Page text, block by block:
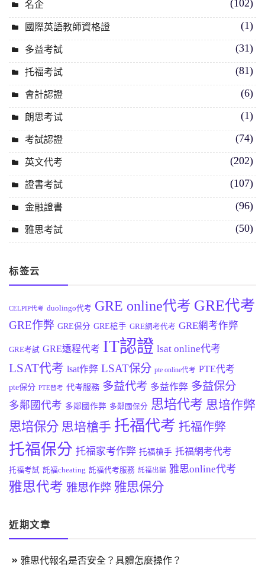
名企 (102)
國際英語教師資格證 (1)
多益考試 (31)
托福考試 (81)
會計認證 (6)
朗思考试 (1)
考試認證 (74)
英文代考 (202)
證書考試 (107)
金融證書 (96)
雅思考試 (50)
标签云
CELPIP代考 duolingo代考 GRE online代考 GRE代考
GRE作弊 GRE保分 GRE槍手 GRE網考代考 GRE網考作弊
GRE考試 GRE遠程代考 IT認證 lsat online代考
LSAT代考 lsat作弊 LSAT保分 pte online代考 PTE代考
pte保分 PTE替考 代考服務 多益代考 多益作弊 多益保分
多鄰國代考 多鄰國作弊 多鄰國保分 思培代考 思培作弊
思培保分 思培槍手 托福代考 托福作弊
托福保分 托福家考作弊 托福槍手 托福網考代考
托福考試 託福cheating 託福代考服務 託福出貓 雅思online代考
雅思代考 雅思作弊 雅思保分
近期文章
雅思代報名是否安全？具體怎麼操作？